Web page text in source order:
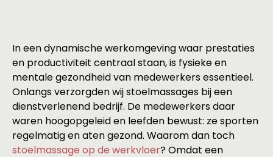
In een dynamische werkomgeving waar prestaties
en productiviteit centraal staan, is fysieke en
mentale gezondheid van medewerkers essentieel.
Onlangs verzorgden wij stoelmassages bij een
dienstverlenend bedrijf. De medewerkers daar
waren hoogopgeleid en leefden bewust: ze sporten
regelmatig en aten gezond. Waarom dan toch
stoelmassage op de werkvloer? Omdat een